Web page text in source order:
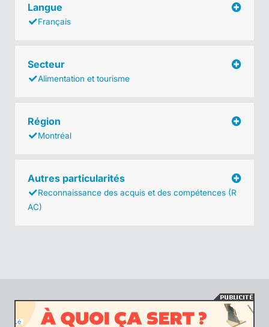
Langue
Français
Secteur
Alimentation et tourisme
Région
Montréal
Autres particularités
Reconnaissance des acquis et des compétences (R
AC)